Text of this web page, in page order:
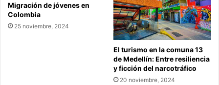
Migración de jóvenes en
Colombia
25 noviembre, 2024
El turismo en la comuna 13
de Medellín: Entre resiliencia
y ficción del narcotráfico
20 noviembre, 2024